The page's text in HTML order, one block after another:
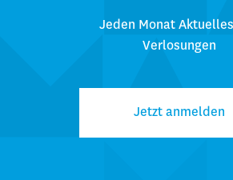
Jeden Monat
Verlosungen
Jetzt anmelden